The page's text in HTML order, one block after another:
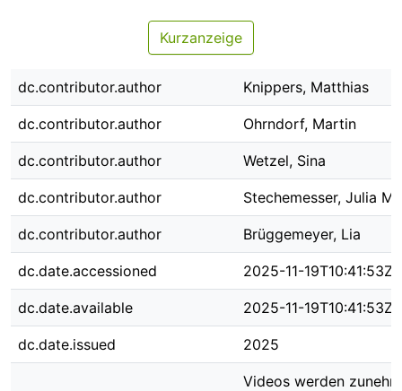
Kurzanzeige
dc.contributor.author Knippers, Matthias
dc.contributor.author Ohrndorf, Martin
dc.contributor.author Wetzel, Sina
dc.contributor.author Stechemesser, Julia
dc.contributor.author Brüggemeyer, Lia
dc.date.accessioned 2025-11-19T10:41:53Z
dc.date.available 2025-11-19T10:41:53Z
dc.date.issued 2025
Videos werden